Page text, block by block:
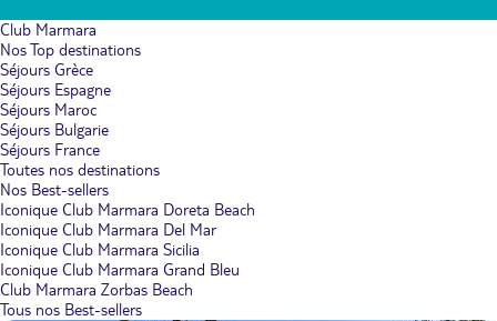
Club Marmara
Nos Top destinations
Séjours Grèce
Séjours Espagne
Séjours Maroc
Séjours Bulgarie
Séjours France
Toutes nos destinations
Nos Best-sellers
Iconique Club Marmara Doreta Beach
Iconique Club Marmara Del Mar
Iconique Club Marmara Sicilia
Iconique Club Marmara Grand Bleu
Club Marmara Zorbas Beach
Tous nos Best-sellers